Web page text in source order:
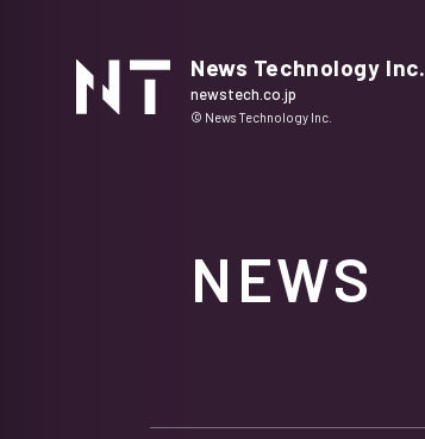
News Technology Inc.
newstech.co.jp
© News Technology Inc.
NEWS